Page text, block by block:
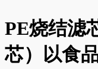
PE烧结滤
芯）以食